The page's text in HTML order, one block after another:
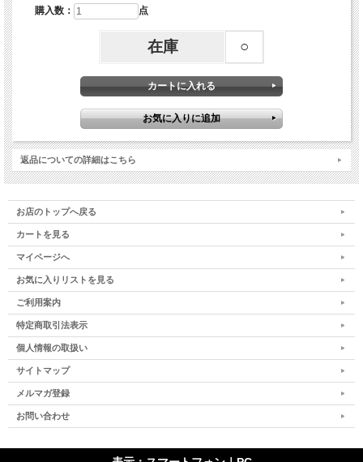
活性化させるだけでなく、新しい地球への道標のような働きをしてく
れるでしょう。
つまり、新たな地球にチャンネルを合わせるためのインスピレーショ
ンを受け取ることも出来るのです。
ますので、クリエイティブに活用していただけたらと思います。
それでは、皆さんに宇宙からの沢山の祝福がありますよう、そして、
最善・最高を心からお祈りしています
いつもいつも、ありがとうございます☆
■１シート入り
※１シートに大中小３サイズのシンボルが印刷されています。
■サイズ：
大 5cm×5cm
中 3cm×3cm
小 1.5cm×1.5cm
購入数： 点
在庫 ○
返品についての詳細はこちら
お店のトップへ戻る
カートを見る
マイページへ
お気に入りリストを見る
ご利用案内
特定商取引法表示
個人情報の取扱い
サイトマップ
メルマガ登録
お問い合わせ